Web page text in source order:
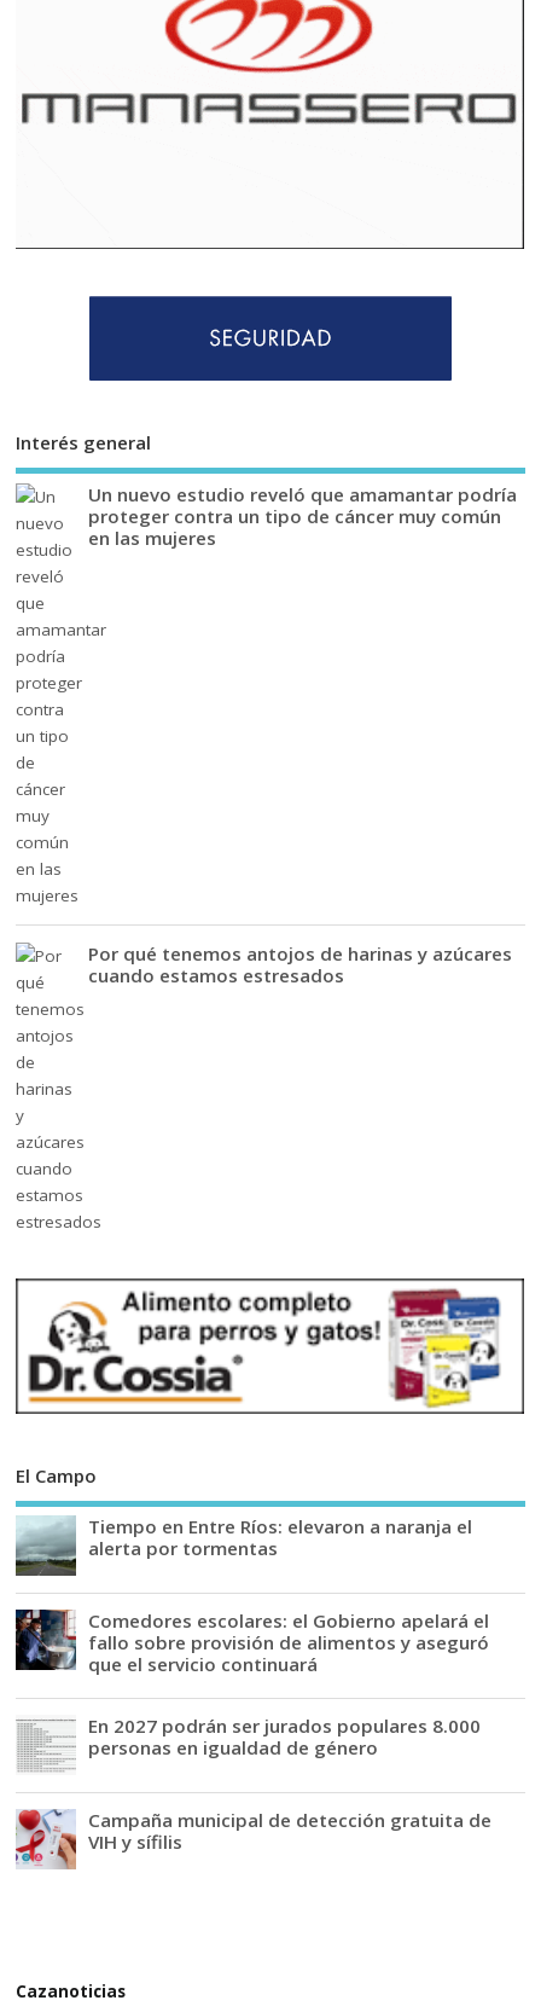
Interés general
Un nuevo estudio reveló que amamantar podría
proteger contra un tipo de cáncer muy común
en las mujeres
Por qué tenemos antojos de harinas y azúcares
cuando estamos estresados
El Campo
Tiempo en Entre Ríos: elevaron a naranja el
alerta por tormentas
Comedores escolares: el Gobierno apelará el
fallo sobre provisión de alimentos y aseguró
que el servicio continuará
En 2027 podrán ser jurados populares 8.000
personas en igualdad de género
Campaña municipal de detección gratuita de
VIH y sífilis
Cazanoticias